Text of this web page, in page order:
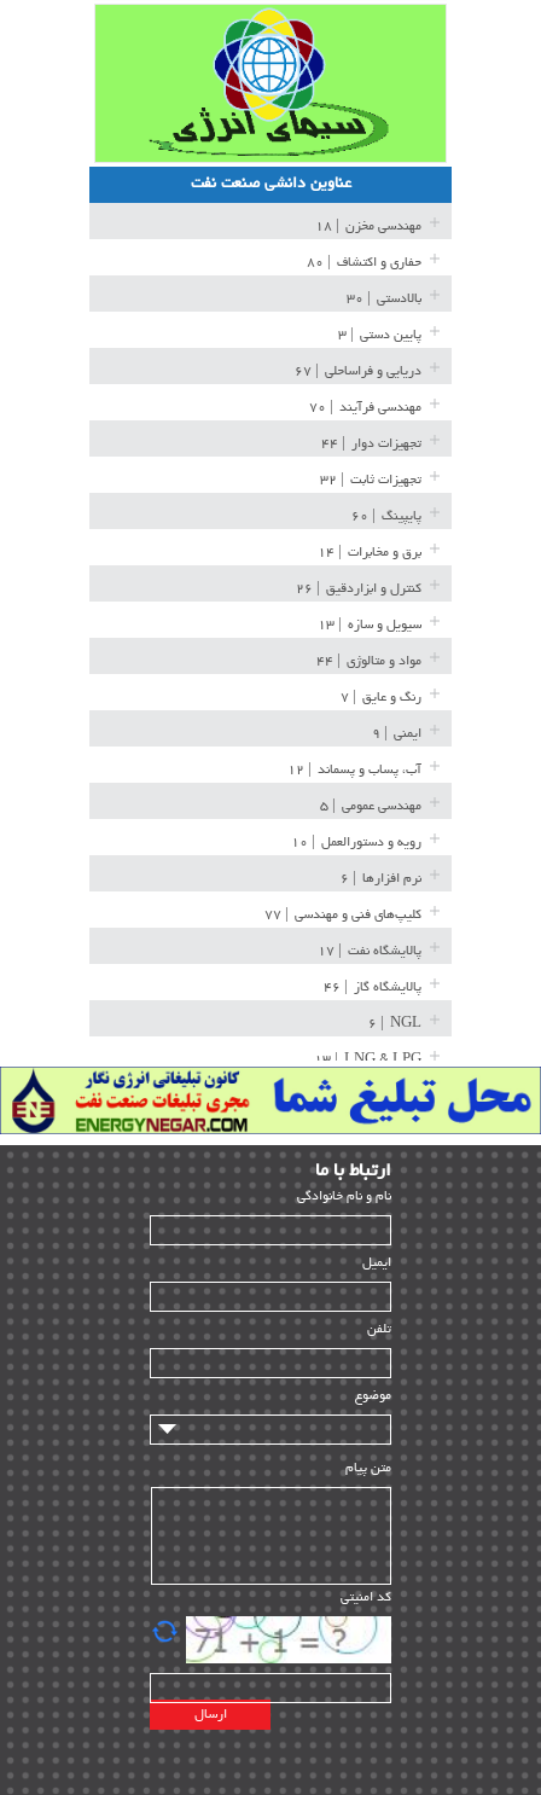
عناوین دانشی صنعت نفت
مهندسی مخزن
حفاری و اکتشاف
بالادستی
پایین دستی
دریایی و فراساحلی
مهندسی فرآیند
تجهیزات دوار
تجهیزات ثابت
پایپینگ
برق و مخابرات
کنترل و ابزاردقیق
سیویل و سازه
مواد و متالوژی
رنگ و عایق
ایمنی
آب، پساب و پسماند
مهندسی عمومی
رویه و دستورالعمل
نرم افزارها
کلیپ‌های فنی و مهندسی
پالایشگاه نفت
پالایشگاه گاز
NGL
LNG & LPG | ۱۳
خط لوله | ۳۶
مخازن ذخیره | ۱۵
پتروشیمی | ۱۴
بازرسی و QC | ۱۵
HSE | ۳۹
ساخت و نصب | ۱۲
راه اندازی | ۹
سازندگان و تامین کنندگان | ۱۰
تامین مالی و سرمایه گذاری | ۳۲
ماشین آلات
مدیریت پروژه
مدیریت دانش
مدیریت سازمانی و عمومی | ۲
تأمین کالا | ۱۳
EPC | ۲۰
پیمانکاران بین المللی | ۸
اطلاعات انرژی کشورها | ۱۴
پروژه های خارجی | ۱۵
نقشه های نفت و گاز خارجی | ۱۰
شرکت های نفتی | ۱۴
ارﺗﺒﺎط ﺑﺎ ما
ﻧﺎم و ﻧﺎم ﺧﺎﻧﻮادﮔﻰ
ایمیل
تلفن
موضوع
متن پیام
کد امنیتی